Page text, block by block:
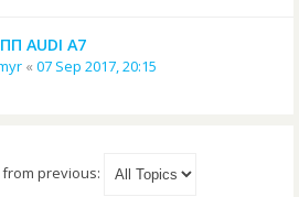
AUDI A7
« 07 Sep 2017, 20:15
previous: